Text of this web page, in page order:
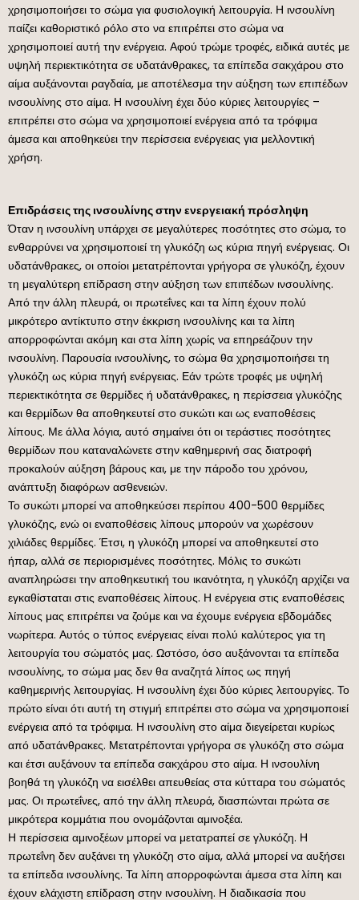
χρησιμοποιήσει το σώμα για φυσιολογική λειτουργία. Η ινσουλίνη
παίζει καθοριστικό ρόλο στο να επιτρέπει στο σώμα να
χρησιμοποιεί αυτή την ενέργεια. Αφού τρώμε τροφές, ειδικά αυτές με
υψηλή περιεκτικότητα σε υδατάνθρακες, τα επίπεδα σακχάρου στο
αίμα αυξάνονται ραγδαία, με αποτέλεσμα την αύξηση των επιπέδων
ινσουλίνης στο αίμα. Η ινσουλίνη έχει δύο κύριες λειτουργίες –
επιτρέπει στο σώμα να χρησιμοποιεί ενέργεια από τα τρόφιμα
άμεσα και αποθηκεύει την περίσσεια ενέργειας για μελλοντική
χρήση.
Επιδράσεις της ινσουλίνης στην ενεργειακή πρόσληψη
Όταν η ινσουλίνη υπάρχει σε μεγαλύτερες ποσότητες στο σώμα, το
ενθαρρύνει να χρησιμοποιεί τη γλυκόζη ως κύρια πηγή ενέργειας. Οι
υδατάνθρακες, οι οποίοι μετατρέπονται γρήγορα σε γλυκόζη, έχουν
τη μεγαλύτερη επίδραση στην αύξηση των επιπέδων ινσουλίνης.
Από την άλλη πλευρά, οι πρωτεΐνες και τα λίπη έχουν πολύ
μικρότερο αντίκτυπο στην έκκριση ινσουλίνης και τα λίπη
απορροφώνται ακόμη και στα λίπη χωρίς να επηρεάζουν την
ινσουλίνη. Παρουσία ινσουλίνης, το σώμα θα χρησιμοποιήσει τη
γλυκόζη ως κύρια πηγή ενέργειας. Εάν τρώτε τροφές με υψηλή
περιεκτικότητα σε θερμίδες ή υδατάνθρακες, η περίσσεια γλυκόζης
και θερμίδων θα αποθηκευτεί στο συκώτι και ως εναποθέσεις
λίπους. Με άλλα λόγια, αυτό σημαίνει ότι οι τεράστιες ποσότητες
θερμίδων που καταναλώνετε στην καθημερινή σας διατροφή
προκαλούν αύξηση βάρους και, με την πάροδο του χρόνου,
ανάπτυξη διαφόρων ασθενειών.
Το συκώτι μπορεί να αποθηκεύσει περίπου 400-500 θερμίδες
γλυκόζης, ενώ οι εναποθέσεις λίπους μπορούν να χωρέσουν
χιλιάδες θερμίδες. Έτσι, η γλυκόζη μπορεί να αποθηκευτεί στο
ήπαρ, αλλά σε περιορισμένες ποσότητες. Μόλις το συκώτι
αναπληρώσει την αποθηκευτική του ικανότητα, η γλυκόζη αρχίζει να
εγκαθίσταται στις εναποθέσεις λίπους. Η ενέργεια στις εναποθέσεις
λίπους μας επιτρέπει να ζούμε και να έχουμε ενέργεια εβδομάδες
νωρίτερα. Αυτός ο τύπος ενέργειας είναι πολύ καλύτερος για τη
λειτουργία του σώματός μας. Ωστόσο, όσο αυξάνονται τα επίπεδα
ινσουλίνης, το σώμα μας δεν θα αναζητά λίπος ως πηγή
καθημερινής λειτουργίας. Η ινσουλίνη έχει δύο κύριες λειτουργίες. Το
πρώτο είναι ότι αυτή τη στιγμή επιτρέπει στο σώμα να χρησιμοποιεί
ενέργεια από τα τρόφιμα. Η ινσουλίνη στο αίμα διεγείρεται κυρίως
από υδατάνθρακες. Μετατρέπονται γρήγορα σε γλυκόζη στο σώμα
και έτσι αυξάνουν τα επίπεδα σακχάρου στο αίμα. Η ινσουλίνη
βοηθά τη γλυκόζη να εισέλθει απευθείας στα κύτταρα του σώματός
μας. Οι πρωτεΐνες, από την άλλη πλευρά, διασπώνται πρώτα σε
μικρότερα κομμάτια που ονομάζονται αμινοξέα.
Η περίσσεια αμινοξέων μπορεί να μετατραπεί σε γλυκόζη. Η
πρωτεΐνη δεν αυξάνει τη γλυκόζη στο αίμα, αλλά μπορεί να αυξήσει
τα επίπεδα ινσουλίνης. Τα λίπη απορροφώνται άμεσα στα λίπη και
έχουν ελάχιστη επίδραση στην ινσουλίνη. Η διαδικασία που